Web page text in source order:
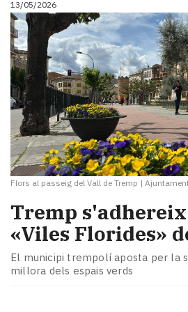
i
turisme
Cultura
Esports
Mai
tant!
TV
i
mitjans
El
temps
Reportatges
Entrevistes
Enquestes
A
escena!
Dis
13/05/2026
Flors al passeig del Vall de Tremp |
Tremp
«Viles Florides»
El municipi trempolí aposta per la
millora dels espais verds